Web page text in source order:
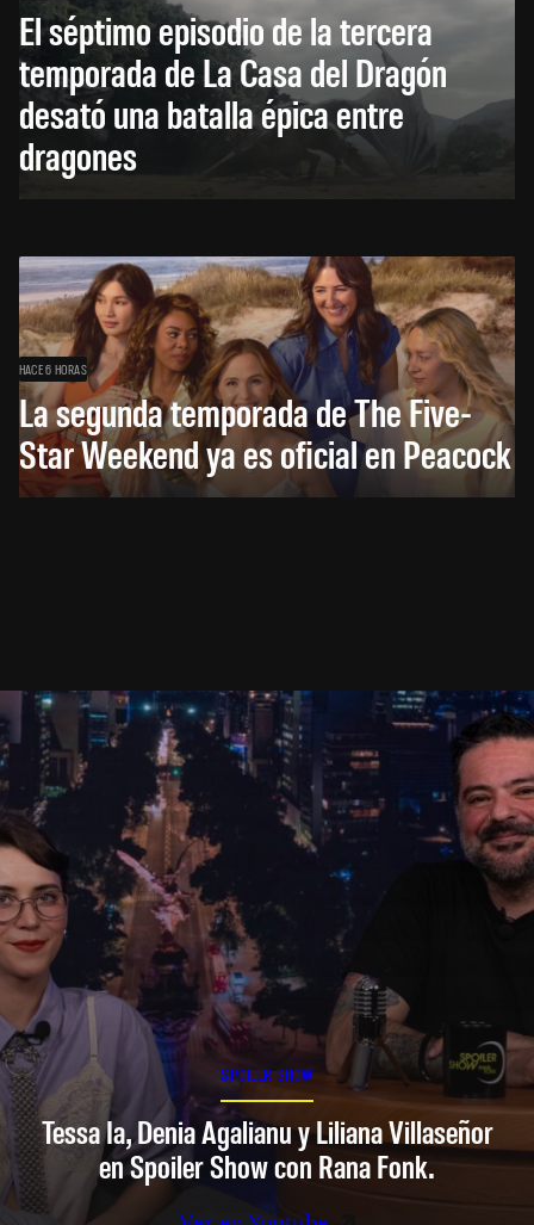
El séptimo episodio de la tercera
temporada de La Casa del Dragón
desató una batalla épica entre
dragones
HACE 6 HORAS
La segunda temporada de The Five-
Star Weekend ya es oficial en Peacock
SPOILER SHOW
Tessa Ia, Denia Agalianu y Liliana Villaseñor
en Spoiler Show con Rana Fonk.